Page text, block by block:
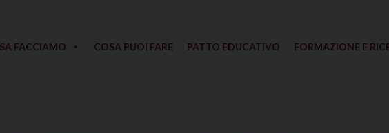
FACCIAMO COSA PUOI FARE PATTO EDUCATIVO FORMAZIONE E